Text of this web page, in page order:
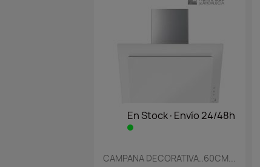
En Stock·Envío 24/48h
Vista rápida
CAMPANA DECORATIVA..60CM...